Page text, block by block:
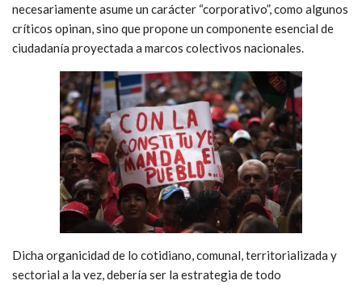
necesariamente asume un carácter “corporativo”, como algunos
críticos opinan, sino que propone un componente esencial de
ciudadanía proyectada a marcos colectivos nacionales.
Dicha organicidad de lo cotidiano, comunal, territorializada y
sectorial a la vez, debería ser la estrategia de todo